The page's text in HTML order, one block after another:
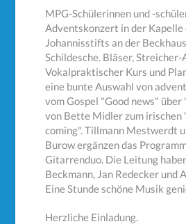
MPG-Schülerinnen und -
Adventskonzert in der Kapelle
Johannisstifts an der
Schildesche. Bläser, Streicher-
Vokalpraktischer Kurs und
eine bunte Auswahl von
vom Gospel "Good news" über
von Bette Midler zum irischen
coming". Tillmann Mestwerdt
Burow ergänzen das
Gitarrenduo. Die Leitung
Beckmann, Jan Redecker und
Eine Stunde schöne Musik
Herzliche Einladung.